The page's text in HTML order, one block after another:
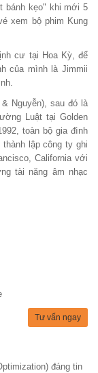
bánh kẹo" khi mới 5
xem bộ phim Kung
cư tại Hoa Kỳ, để
của mình là Jimmii
Nguyễn), sau đó là
Luật tại Golden
toàn bộ gia đình
lập công ty ghi
California với
tài năng âm nhạc
Tư vấn ngay
đáng tin